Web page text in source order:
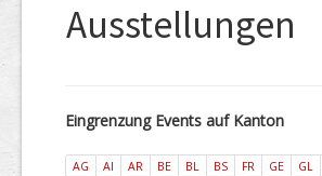
Event erfassen
Ausstellungen
Eingrenzung Events auf Kanton
AG AI AR BE BL BS FR GE GL